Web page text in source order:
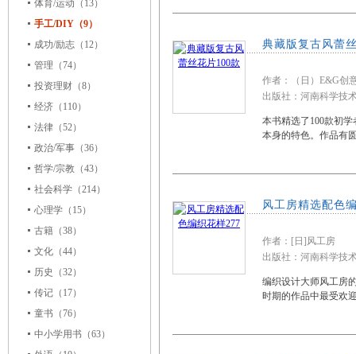
体育/运动 （13）
手工/DIY（9）
成功/励志 （12）
管理 （74）
投资理财 （8）
经济 （110）
法律 （52）
政治/军事 （36）
哲学/宗教 （43）
社会科学 （214）
心理学 （15）
古籍 （38）
文化 （44）
历史
（32）
传记 （17）
童书 （76）
中小学用书 （63）
典藏版复古风蕾
作者：（日）E&G创
出版社：河南科学
本书精选了100款初
本身的特色。作品有
风工房精选配色
作者：[日]风工房
出版社：河南科学
编织设计大师风工房
时期的作品中最受欢